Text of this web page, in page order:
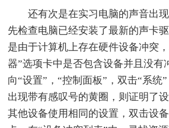
还有次是在实习电脑的声音出
先检查电脑已经安装了最新的声卡
是由于计算机上存在硬件设备冲突
器”选项卡中是否包含设备并且没有
向“设置”，“控制面板”，双击“系统
出现带有感叹号的黄圈，则证明了
其他设备使用相同的设置，双击设